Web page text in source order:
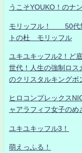
うこそYOUKO！のナ
モリッフル！ 50代無
トの杜 モリッフル
ユキユキッフル2！ど
世代！人生の強制ロス
のクリスタルキングボ
ヒロコンプレックス
ャアラフィフ女子の
ユキユキッフル3！
萌えっふる！